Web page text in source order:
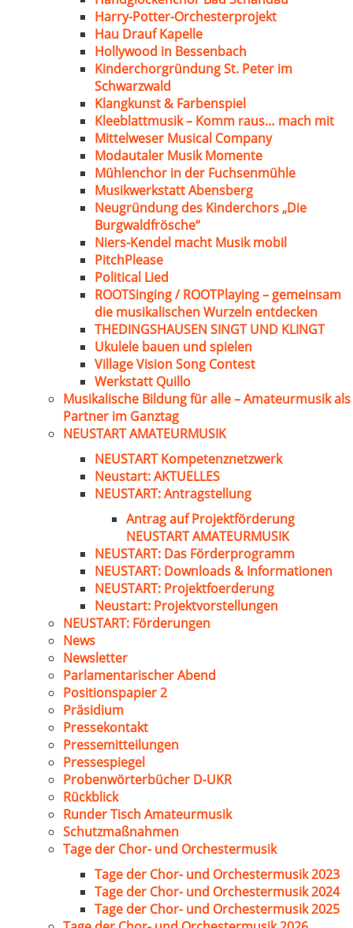
Harry-Potter-Orchesterprojekt
Hau Drauf Kapelle
Hollywood in Bessenbach
Kinderchorgründung St. Peter im
Schwarzwald
Klangkunst & Farbenspiel
Kleeblattmusik – Komm raus… mach mit
Mittelweser Musical Company
Modautaler Musik Momente
Mühlenchor in der Fuchsenmühle
Musikwerkstatt Abensberg
Neugründung des Kinderchors „Die
Burgwaldfrösche“
Niers-Kendel macht Musik mobil
PitchPlease
Political Lied
ROOTSinging / ROOTPlaying – gemeinsam
die musikalischen Wurzeln entdecken
THEDINGSHAUSEN SINGT UND KLINGT
Ukulele bauen und spielen
Village Vision Song Contest
Werkstatt Quillo
Musikalische Bildung für alle – Amateurmusik als
Partner im Ganztag
NEUSTART AMATEURMUSIK
NEUSTART Kompetenznetzwerk
Neustart: AKTUELLES
NEUSTART: Antragstellung
Antrag auf Projektförderung
NEUSTART AMATEURMUSIK
NEUSTART: Das Förderprogramm
NEUSTART: Downloads & Informationen
NEUSTART: Projektfoerderung
Neustart: Projektvorstellungen
NEUSTART: Förderungen
News
Newsletter
Parlamentarischer Abend
Positionspapier 2
Präsidium
Pressekontakt
Pressemitteilungen
Pressespiegel
Probenwörterbücher D-UKR
Rückblick
Runder Tisch Amateurmusik
Schutzmaßnahmen
Tage der Chor- und Orchestermusik
Tage der Chor- und Orchestermusik 2023
Tage der Chor- und Orchestermusik 2024
Tage der Chor- und Orchestermusik 2025